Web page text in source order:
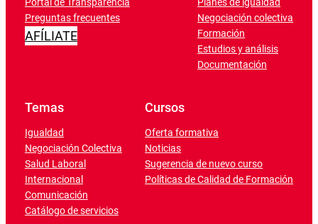
Portal de Transparencia
Preguntas frecuentes
AFÍLIATE
Planes de igualdad
Negociación colectiva
Formación
Estudios y análisis
Documentación
Temas
Igualdad
Negociación Colectiva
Salud Laboral
Internacional
Comunicación
Catálogo de servicios
Cursos
Oferta formativa
Noticias
Sugerencia de nuevo curso
Políticas de Calidad de Formación